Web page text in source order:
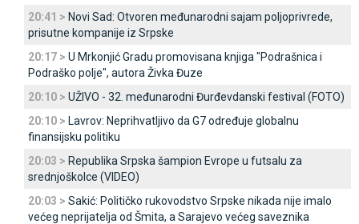
20:41 > Novi Sad: Otvoren međunarodni sajam poljoprivrede,
prisutne kompanije iz Srpske
20:17 > U Mrkonjić Gradu promovisana knjiga "Podrašnica i
Podraško polje", autora Živka Đuze
20:10 > UŽIVO - 32. međunarodni Đurđevdanski festival (FOTO)
20:10 > Lavrov: Neprihvatljivo da G7 određuje globalnu
finansijsku politiku
20:03 > Republika Srpska šampion Evrope u futsalu za
srednjoškolce (VIDEO)
20:03 > Sakić: Političko rukovodstvo Srpske nikada nije imalo
većeg neprijatelja od Šmita, a Sarajevo većeg saveznika